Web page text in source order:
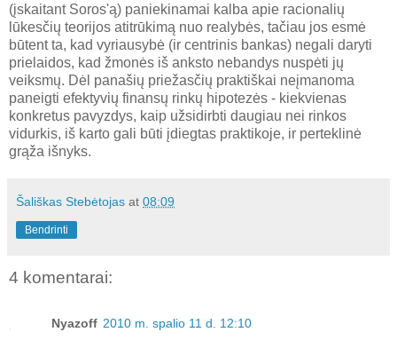
(įskaitant Soros'ą) paniekinamai kalba apie racionalių
lūkesčių teorijos atitrūkimą nuo realybės, tačiau jos esmė
būtent ta, kad vyriausybė (ir centrinis bankas) negali daryti
prielaidos, kad žmonės iš anksto nebandys nuspėti jų
veiksmų. Dėl panašių priežasčių praktiškai neįmanoma
paneigti efektyvių finansų rinkų hipotezės - kiekvienas
konkretus pavyzdys, kaip užsidirbti daugiau nei rinkos
vidurkis, iš karto gali būti įdiegtas praktikoje, ir perteklinė
grąža išnyks.
Šališkas Stebėtojas at 08:09
Bendrinti
4 komentarai:
Nyazoff 2010 m. spalio 11 d. 12:10